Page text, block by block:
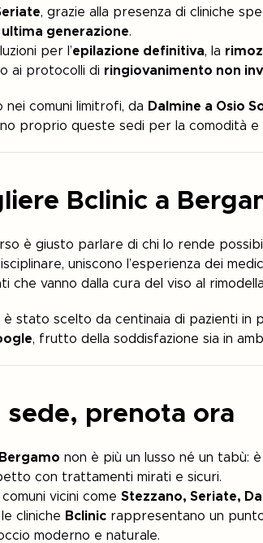
, grazie alla presenza di cliniche
ultima generazione.
per l’epilazione definitiva, la
ai protocolli di ringiovanimento non
nei comuni limitrofi, da Dalmine a Osio
proprio queste sedi per la comodità
Bclinic a
è giusto parlare di chi lo rende
uniscono l’esperienza dei
che vanno dalla cura del viso al
è stato scelto da centinaia di pazienti in
, frutto della soddisfazione sia in
sede, prenota ora
non è più un lusso né un tabù:
con trattamenti mirati e sicuri.
vicini come Stezzano, Seriate,
le cliniche Bclinic rappresentano un
moderno e naturale.